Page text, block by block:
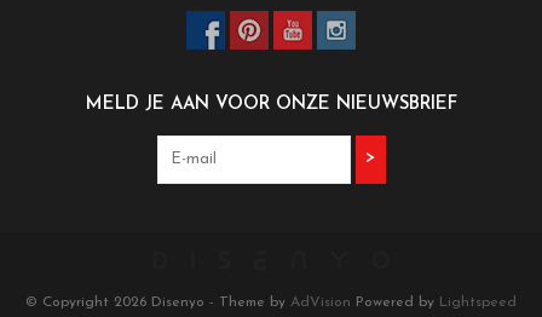
MELD JE AAN VOOR ONZE NIEUWSBRIEF
>
© Copyright 2026 Disenyo - Theme by AdVision Powered by Lightspeed